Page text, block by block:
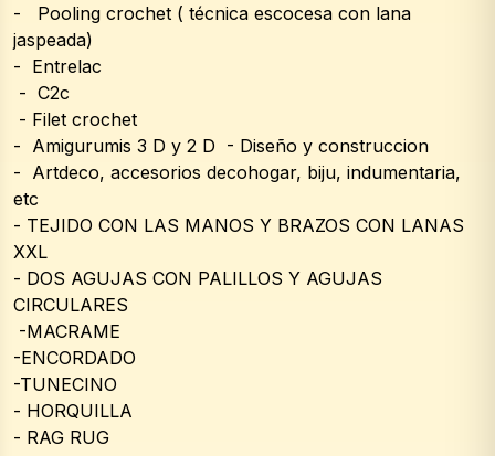
-   Pooling crochet ( técnica escocesa con lana
jaspeada)
-  Entrelac
-  C2c
- Filet crochet
-  Amigurumis 3 D y 2 D  - Diseño y construccion
-  Artdeco, accesorios decohogar, biju, indumentaria,
etc
- TEJIDO CON LAS MANOS Y BRAZOS CON LANAS
XXL
- DOS AGUJAS CON PALILLOS Y AGUJAS
CIRCULARES
-MACRAME
-ENCORDADO
-TUNECINO
- HORQUILLA
- RAG RUG